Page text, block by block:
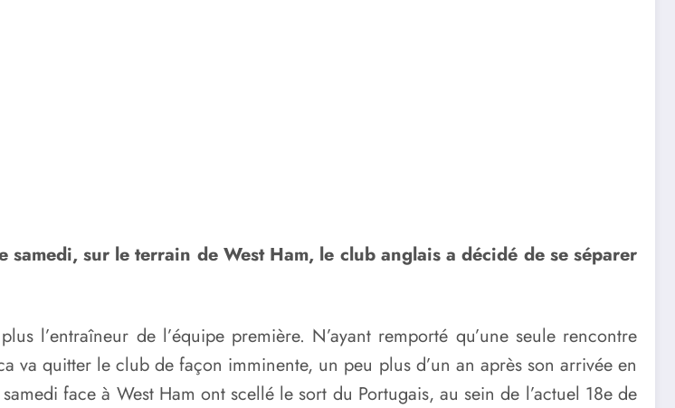
sur le terrain de West Ham, le club anglais a décidé de se séparer
l’entraîneur de l’équipe première. N’ayant remporté qu’une seule rencontre
va quitter le club de façon imminente, un peu plus d’un an après son arrivée en
face à West Ham ont scellé le sort du Portugais, au sein de l’actuel 18e de